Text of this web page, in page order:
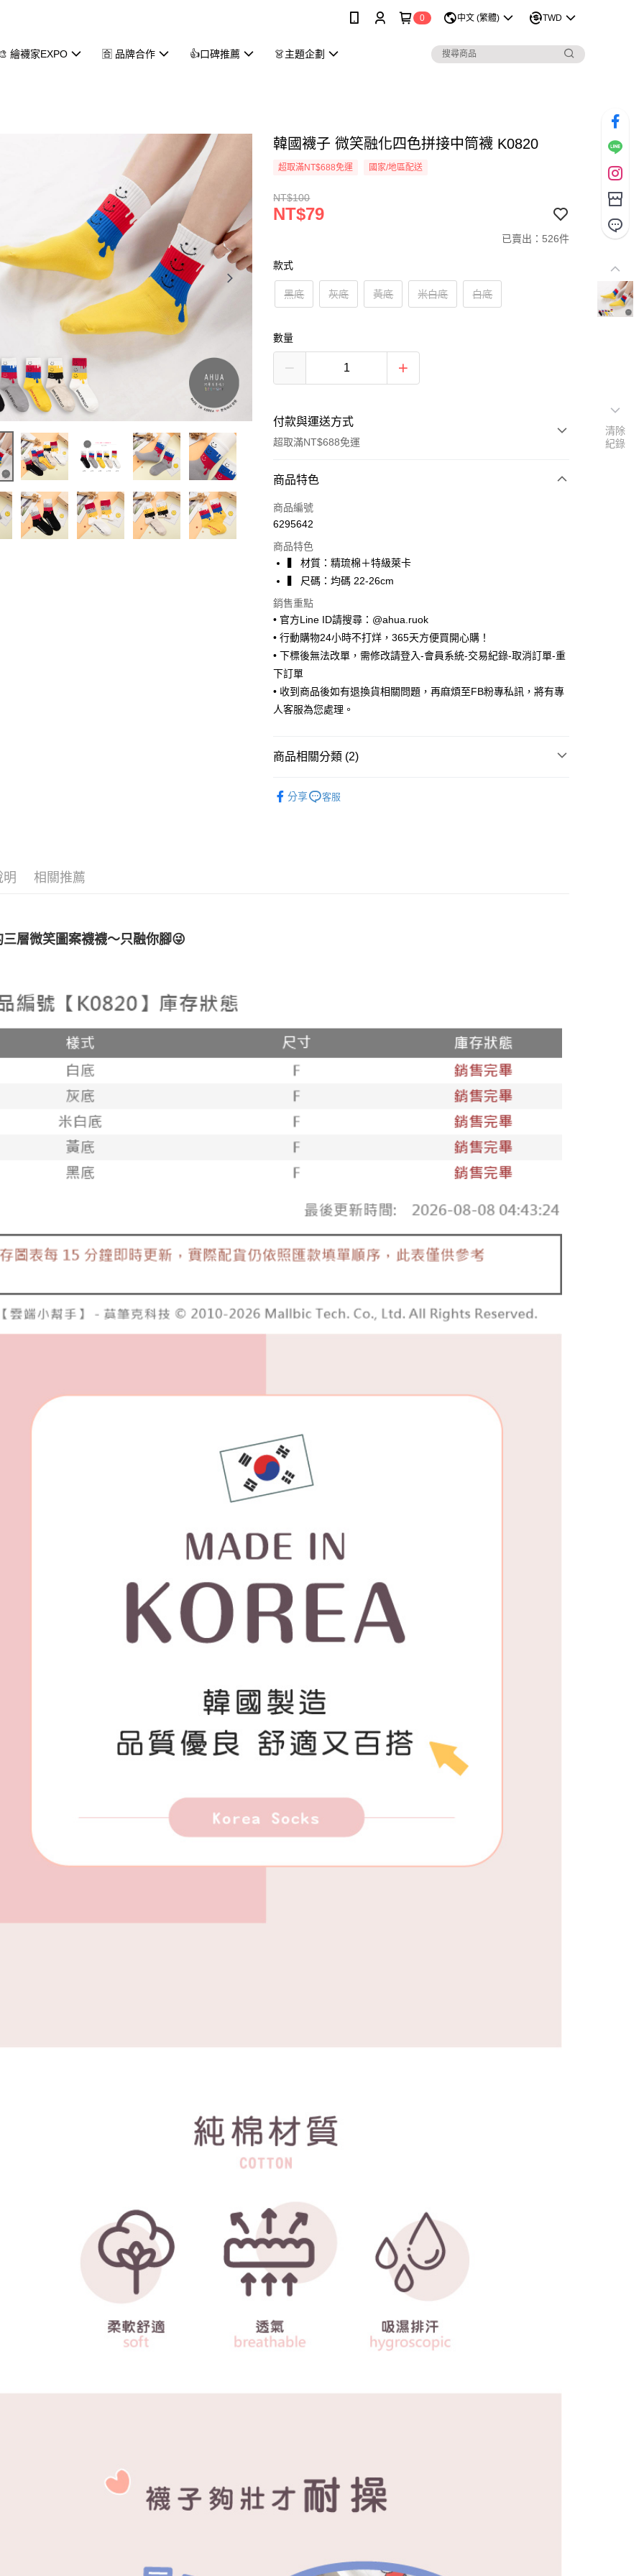
0 中文 (繁體) TWD
繪襪家EXPO 🈴 品牌合作 👍口碑推薦 👗主題企劃
韓國襪子 微笑融化四色拼接中筒襪 K0820
超取滿NT$688免運 國家/地區配送
NT$100
NT$79
已賣出：526件
款式
黑底 灰底 黃底 米白底 白底
數量
付款與運送方式
超取滿NT$688免運
付款方式
信用卡一次付款
LINE Pay
Apple Pay
街口支付
悠遊付
運送方式
每筆NT$65，滿NT$688(含以上)免運費
每筆NT$65，滿NT$688(含以上)免運費
香港澳門地區
商品特色
商品編號
6295642
商品特色
▍ 材質：精琉棉＋特級萊卡
▍ 尺碼：均碼 22-26cm
銷售重點
• 官方Line ID請搜尋：@ahua.ruok
• 行動購物24小時不打烊，365天方便買開心購！
• 下標後無法改單，需修改請登入-會員系統-交易紀錄-取消訂單-重
下訂單
• 收到商品後如有退換貨相關問題，再麻煩至FB粉專私訊，將有專
人客服為您處理。
商品相關分類 (2)
分享 客服
明 相關推薦
三層微笑圖案襪襪～只融你腳😜
清除
紀錄